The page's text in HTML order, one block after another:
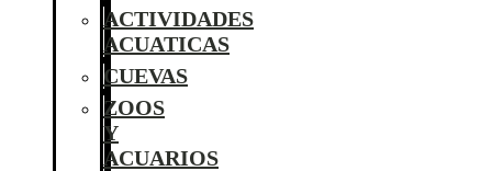
ACTIVIDADES
ACUATICAS
CUEVAS
ZOOS
Y
ACUARIOS